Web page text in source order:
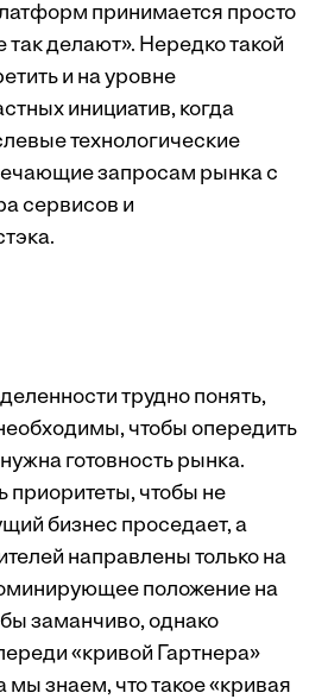
принимается просто
так делают». Нередко такой
и на уровне
инициатив, когда
технологические
запросам рынка с
сервисов и
трудно понять,
чтобы опередить
готовность рынка.
приоритеты, чтобы не
бизнес проседает, а
направлены только на
положение на
заманчиво, однако
«кривой Гартнера»
мы знаем, что такое «кривая